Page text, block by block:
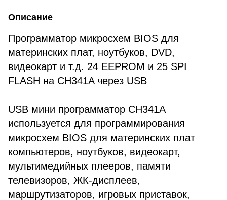
Описание
Программатор микросхем BIOS для
материнских плат, ноутбуков, DVD,
видеокарт и т.д. 24 EEPROM и 25 SPI
FLASH на CH341A через USB
USB мини программатор CH341A
используется для программирования
микросхем BIOS для материнских плат
компьютеров, ноутбуков, видеокарт,
мультимедийных плееров, памяти
телевизоров, ЖК-дисплеев,
маршрутизаторов, игровых приставок,